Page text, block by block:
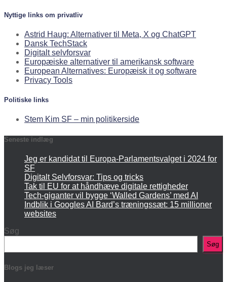
Nyttige links om privatliv
Astrid Haug: Alternativer til Meta, X og ChatGPT
Dansk TechStack
Digitalt selvforsvar
Europæiske alternativer til amerikansk software
European Alternatives: Europæisk it og software
Privacy Tools
Politiske links
Stem Kim SF – min politikerside
Seneste indlæg
Jeg er kandidat til Europa-Parlamentsvalget i 2024 for
SF
Digitalt Selvforsvar: Tips og tricks
Tak til EU for at håndhæve digitale rettigheder
Tech-giganter vil bygge ‘Walled Gardens’ med AI
Indblik i Googles AI Bard’s træningssæt: 15 millioner
websites
Søg
Søg
Blogs jeg læser